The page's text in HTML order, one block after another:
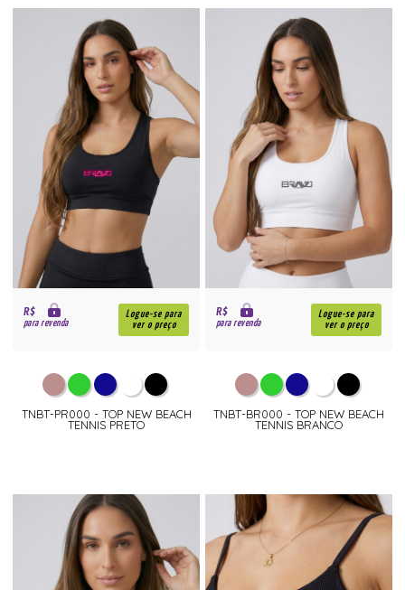
R$
para revenda
Logue-se para
ver o preço
TNBT-PR000 - TOP NEW BEACH
TENNIS PRETO
R$
para revenda
Logue-se para
ver o preço
TNBT-BR000 - TOP NEW BEACH
TENNIS BRANCO